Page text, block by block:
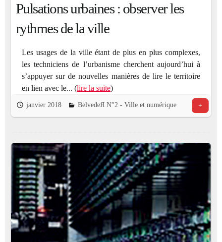
Pulsations urbaines : observer les
rythmes de la ville
Les usages de la ville étant de plus en plus complexes,
les techniciens de l’urbanisme cherchent aujourd’hui à
s’appuyer sur de nouvelles manières de lire le territoire
en lien avec le... (lire la suite)
janvier 2018 BelvedeЯ N°2 - Ville et numérique +